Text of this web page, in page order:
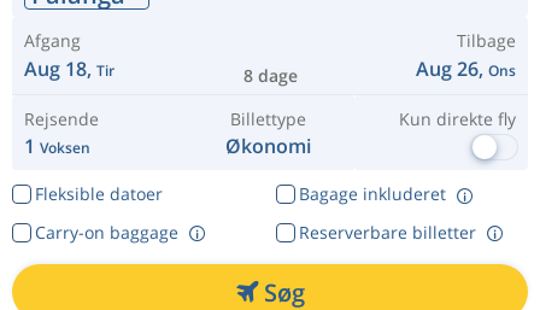
Afgang
Aug 18, Tir 8 dage
Tilbage
Aug 26, Ons
Rejsende
1 Voksen
Billettype
Økonomi
Kun direkte fly
Fleksible datoer
Bagage inkluderet
Reserverbare billetter
Carry-on baggage
Søg